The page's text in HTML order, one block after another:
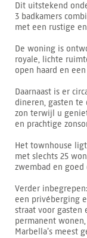
Dit uitstekend
3 badkamers
met een rustige
De woning is
royale, lichte
open haard en
Daarnaast is er
dineren, gasten
zon terwijl u
en prachtige
Het townhouse
met slechts 25
zwembad en
Verder
een privéberging
straat voor gasten
permanent
Marbella’s meest